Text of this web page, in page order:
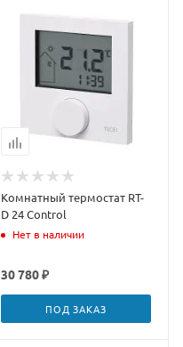
Комнатный термостат RT-
D 24 Control
Нет в наличии
30 780 ₽
ПОД ЗАКАЗ